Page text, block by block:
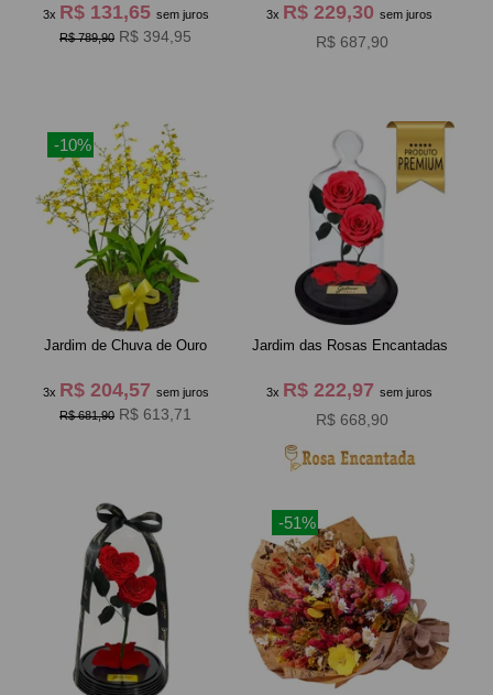
3x R$ 131,65 sem juros
R$ 789,90 R$ 394,95
3x R$ 229,30sem juros
R$ 687,90
-10%
Jardim de Chuva de Ouro
3x R$ 204,57 sem juros
R$ 681,90 R$ 613,71
Jardim das Rosas Encantadas
3x R$ 222,97sem juros
R$ 668,90
-51%